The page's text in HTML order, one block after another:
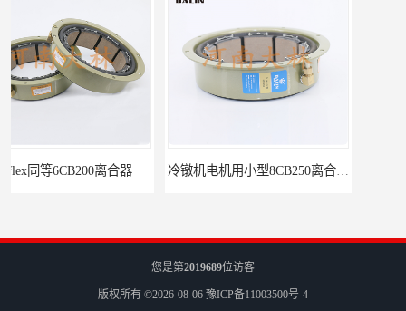
冷镦机电机用小型8CB250离合器制动器刹车 气胎鼓式小型4CB200离合器刹车
您是第2019689位访客
版权所有 ©2026-08-06 豫ICP备11003500号-4